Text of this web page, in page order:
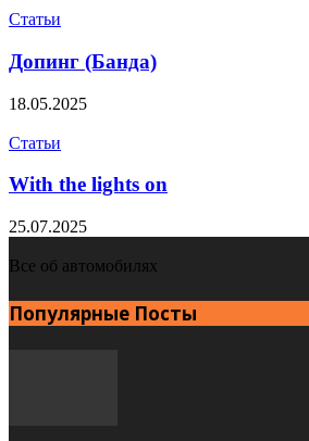
Статьи
Допинг (Банда)
18.05.2025
Статьи
With the lights on
25.07.2025
Все об автомобилях
Популярные Посты